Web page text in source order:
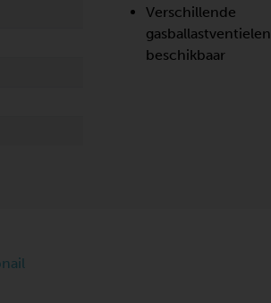
Verschillende
gasballastventielen
beschikbaar